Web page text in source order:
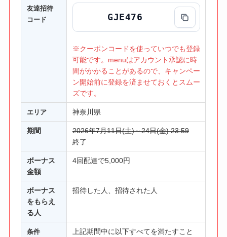
友達招待
コード
GJE476
※クーポンコードを使っていつでも登録
可能です。menuはアカウント承認に時
間がかかることがあるので、キャンペー
ン開始前に登録を済ませておくとスムー
ズです。
エリア 神奈川県
期間
2026年7月11日(土)～24日(金) 23:59
終了
ボーナス
金額
4回配達で5,000円
ボーナス
をもらえ
る人
招待した人、招待された人
条件
上記期間中に以下すべてを満たすこと